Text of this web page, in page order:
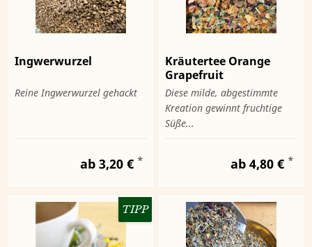
Ingwerwurzel
Reine Ingwerwurzel gehackt
ab 3,20 € *
Kräutertee Orange
Grapefruit
Diese milde, abgestimmte
Kreation gewinnt fruchtige
Süße...
ab 4,80 € *
TIPP